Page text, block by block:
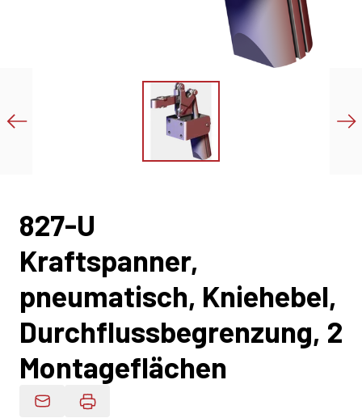
827-U
Kraftspanner,
pneumatisch, Kniehebel,
Durchflussbegrenzung, 2
Montageflächen
Produktdaten Per E-Mail